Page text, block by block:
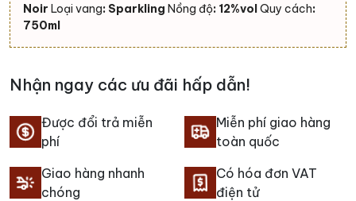
Noir Loại vang: Sparkling Nồng độ: 12%volQuy cách:
750ml
Nhận ngay các ưu đãi hấp dẫn!
Được đổi trả miễn
phí
Miễn phí giao hàng
toàn quốc
Giao hàng nhanh
chóng
Có hóa đơn VAT
điện tử